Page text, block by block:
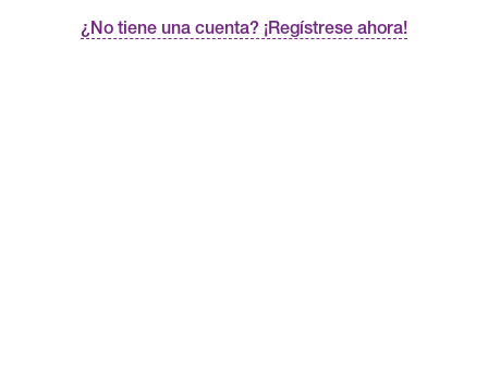
¿No tiene una cuenta? ¡Regístrese ahora!